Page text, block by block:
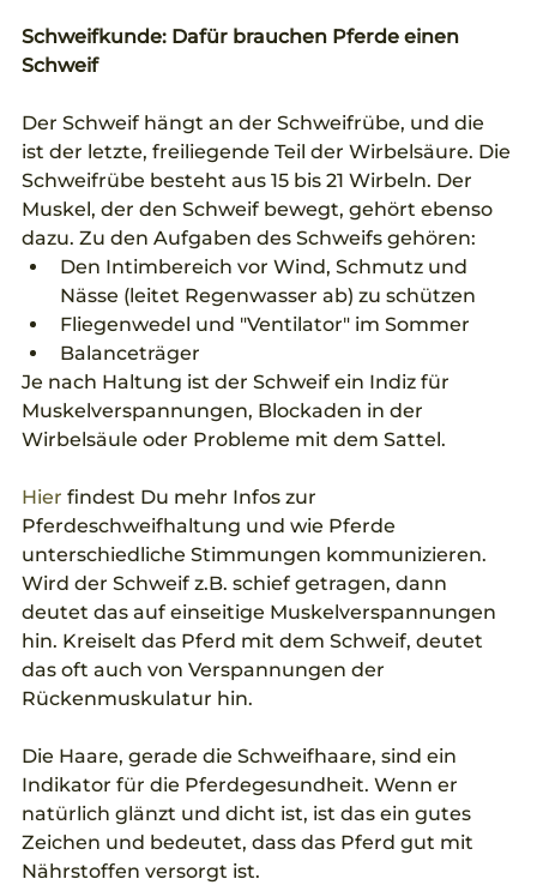
Schweifkunde: Dafür brauchen Pferde einen
Schweif
Der Schweif hängt an der Schweifrübe, und die
ist der letzte, freiliegende Teil der Wirbelsäure. Die
Schweifrübe besteht aus 15 bis 21 Wirbeln. Der
Muskel, der den Schweif bewegt, gehört ebenso
dazu. Zu den Aufgaben des Schweifs gehören:
Den Intimbereich vor Wind, Schmutz und
Nässe (leitet Regenwasser ab) zu schützen
Fliegenwedel und "Ventilator" im Sommer
Balanceträger
Je nach Haltung ist der Schweif ein Indiz für
Muskelverspannungen, Blockaden in der
Wirbelsäule oder Probleme mit dem Sattel.
Hier findest Du mehr Infos zur
Pferdeschweifhaltung und wie Pferde
unterschiedliche Stimmungen kommunizieren.
Wird der Schweif z.B. schief getragen, dann
deutet das auf einseitige Muskelverspannungen
hin. Kreiselt das Pferd mit dem Schweif, deutet
das oft auch von Verspannungen der
Rückenmuskulatur hin.
Die Haare, gerade die Schweifhaare, sind ein
Indikator für die Pferdegesundheit. Wenn er
natürlich glänzt und dicht ist, ist das ein gutes
Zeichen und bedeutet, dass das Pferd gut mit
Nährstoffen versorgt ist.